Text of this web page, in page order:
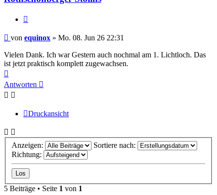
Beitrag
von equinox » Mo. 08. Jun 26 22:31
Vielen Dank. Ich war Gestern auch nochmal am 1. Lichtloch. Das
ist jetzt praktisch komplett zugewachsen.
oben
Antworten
Druckansicht
Anzeigen:
Sortiere nach:
Richtung:
5 Beiträge • Seite 1 von 1